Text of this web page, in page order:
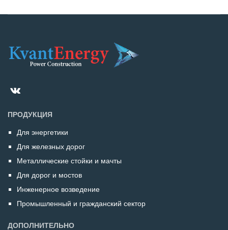
ПРОДУКЦИЯ
Для энергетики
Для железных дорог
Металлические стойки и мачты
Для дорог и мостов
Инженерное возведение
Промышленный и гражданский сектор
ДОПОЛНИТЕЛЬНО